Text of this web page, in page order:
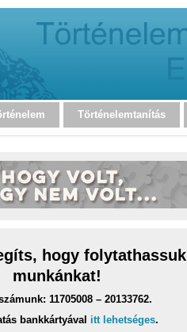
Történelemtanítás
hogy folytathassuk
munkánkat!
11705008 – 20133762.
bankkártyával itt lehetséges.